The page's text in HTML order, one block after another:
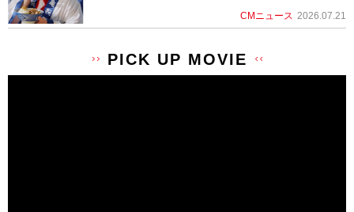
CMニュース 2026.07.21
PICK UP MOVIE